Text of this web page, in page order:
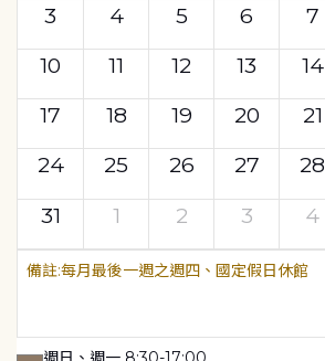
3
4 5 6 7
10
11 12 13 14
17
18 19 20 21
24
25 26 27 28
31
1 2 3 4
每月最後一週之週四、國定假日休館